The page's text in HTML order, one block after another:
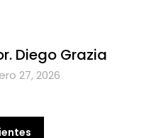
Diego Grazia
27, 2026